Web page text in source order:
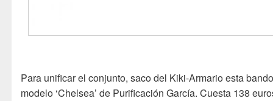
Para unificar el conjunto, saco del Kiki-Armario esta
modelo ‘Chelsea’ de Purificación García. Cuesta 138